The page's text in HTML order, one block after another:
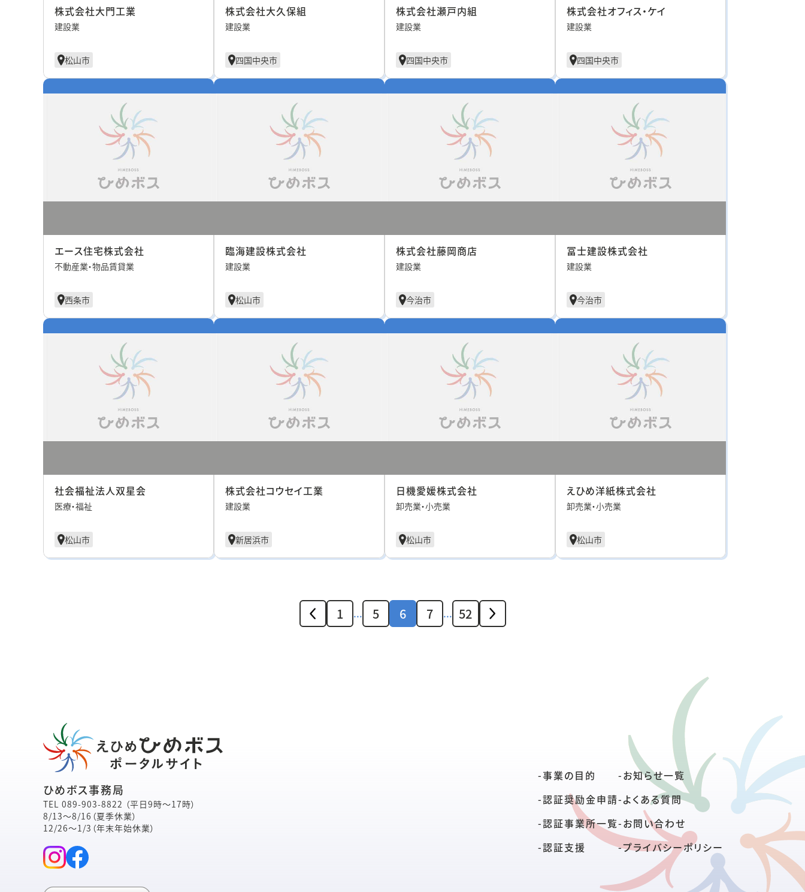
株式会社大門工業
建設業
松山市
株式会社大久保組
建設業
四国中央市
株式会社瀬戸内組
建設業
四国中央市
株式会社オフィス・ケイ
建設業
四国中央市
エース住宅株式会社
不動産業・物品賃貸業
西条市
臨海建設株式会社
建設業
松山市
株式会社藤岡商店
建設業
今治市
冨士建設株式会社
建設業
今治市
社会福祉法人双星会
医療・福祉
松山市
株式会社コウセイ工業
建設業
新居浜市
日機愛媛株式会社
卸売業・小売業
松山市
えひめ洋紙株式会社
卸売業・小売業
松山市
1 ... 5 6 7 ... 52
ひめボス事務局
TEL 089-903-8822 （平日9時～17時）
8/13～8/16（夏季休業）
12/26～1/3（年末年始休業）
-事業の目的
-認証奨励金申請
-認証事業所一覧
-認証支援
-お知らせ一覧
-よくある質問
-お問い合わせ
-プライバシーポリシー